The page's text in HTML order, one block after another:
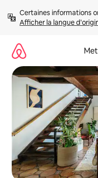
directement
Afficher la langue